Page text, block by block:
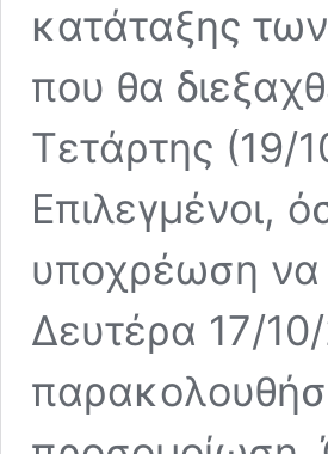
κατάταξης
που θα
Τετάρτης (19/
Επιλεγμένοι,
υποχρέωση να
Δευτέρα 17/